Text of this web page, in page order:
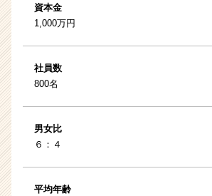
資本金
1,000万円
社員数
800名
男女比
６：４
平均年齢